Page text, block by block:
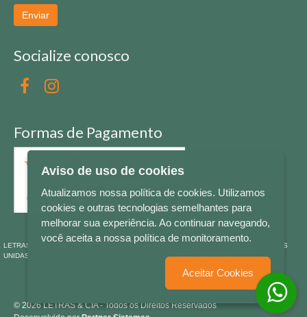
Enviar
Socialize conosco
Formas de Pagamento
LETRAS & CIA - CNPJ n° 88.587.548/0001-20 - Térreo Bourbon Shopping - AV. NAÇÕES
UNIDAS , 2001 - Lojas 1064/1065 - RIO BRANCO - - NOVO HAMBURGO - RS
© 2026 LETRAS & CIA - Todos os Direitos Reservados
Aviso de uso de cookies
Atualizamos nossa política de cookies. Utilizamos
cookies e outras tecnologias semelhantes para
melhorar sua experiência. Ao continuar navegando,
você aceita a nossa política de monitoramento.
Aceitar Cookies